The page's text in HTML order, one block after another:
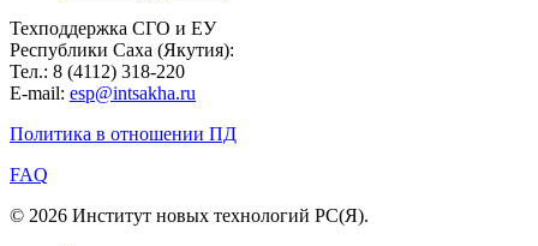
Техподдержка СГО и ЕУ
Республики Саха (Якутия):
Тел.: 8 (4112) 318-220
E-mail: esp@intsakha.ru
Политика в отношении ПД
FAQ
© 2026 Институт новых технологий РС(Я).